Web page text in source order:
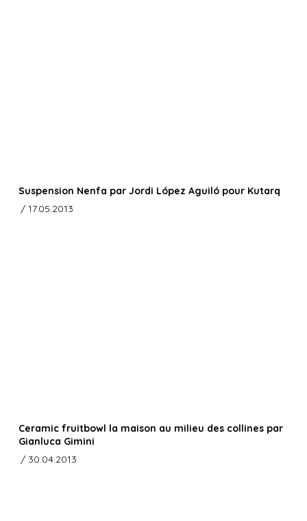
Suspension Nenfa par Jordi López Aguiló pour Kutarq
/ 17.05.2013
Ceramic fruitbowl la maison au milieu des collines par
Gianluca Gimini
/ 30.04.2013